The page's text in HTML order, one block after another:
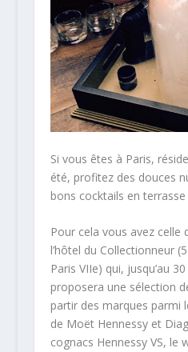
Si vous êtes à Paris,
été, profitez des douces
bons cocktails en terrasse
Pour cela vous avez celle
l’hôtel du Collectionneur
Paris VIIe) qui, jusqu’au
proposera une sélection
partir des marques parmi
de Moët Hennessy et
cognacs Hennessy VS, le